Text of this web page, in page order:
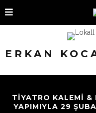
ERKAN
TIYATRO KALEMI &
YAPIMIYLA 29